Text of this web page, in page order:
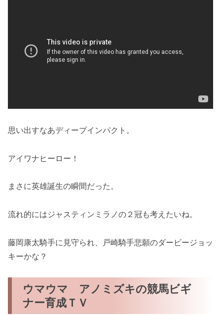
思い出すなあディープインパクト。
アイワナヒーロー！
まさに英雄誕生の瞬間だった。
流れ的にはジャスティンミラノの２冠も考えたいね。
藤岡康太騎手に見守られ、戸崎騎手悲願のダービージョッ
キーかな？
ウマウマ アノミズキの競馬ビギ
ナー育成ＴＶ